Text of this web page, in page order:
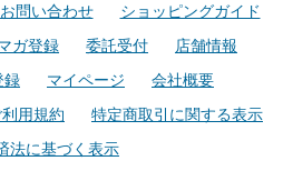
お問い合わせ
ショッピングガイド
ガ登録 委託受付
店舗情報
録 マイページ
会社概要
利用規約
特定商取引に関する表示
法に基づく表示